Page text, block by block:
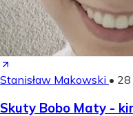
Stanisław Makowski •
Skuty Bobo Maty -